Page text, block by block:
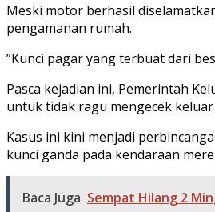
​Meski motor berhasil
pengamanan rumah.
​”Kunci pagar yang terbuat dari
​Pasca kejadian ini, Pemerintah
untuk tidak ragu mengecek
​Kasus ini kini menjadi
kunci ganda pada kendaraan
Baca Juga Sempat Hilang 2